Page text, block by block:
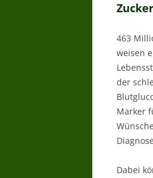
463
weisen
der
Marker
Dabei